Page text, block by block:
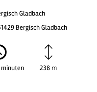
Gladbach
Bergisch Gladbach
minuten 238 m